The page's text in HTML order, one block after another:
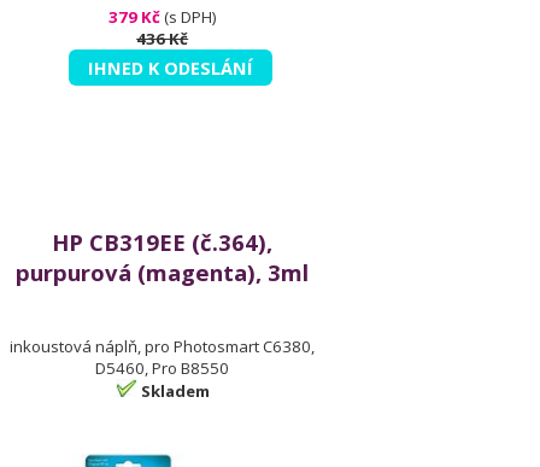
379 Kč(s DPH)
436 Kč
IHNED K ODESLÁNÍ
HP CB319EE (č.364),
purpurová (magenta), 3ml
inkoustová náplň, pro Photosmart C6380,
D5460, Pro B8550
Skladem